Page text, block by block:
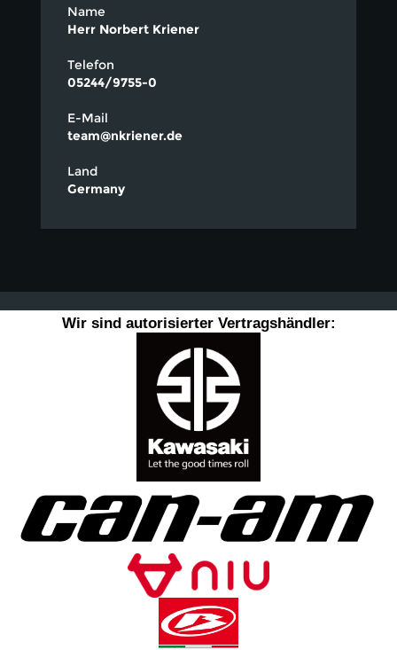
Name
Herr Norbert Kriener
Telefon
05244/9755-0
E-Mail
team@nkriener.de
Land
Germany
Wir sind autorisierter Vertragshändler: